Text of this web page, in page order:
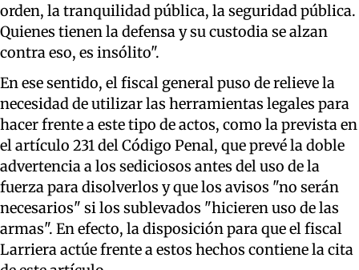
orden, la tranquilidad pública, la seguridad pública.
Quienes tienen la defensa y su custodia se alzan
contra eso, es insólito".
En ese sentido, el fiscal general puso de relieve la
necesidad de utilizar las herramientas legales para
hacer frente a este tipo de actos, como la prevista en
el artículo 231 del Código Penal, que prevé la doble
advertencia a los sediciosos antes del uso de la
fuerza para disolverlos y que los avisos "no serán
necesarios" si los sublevados "hicieren uso de las
armas". En efecto, la disposición para que el fiscal
Larriera actúe frente a estos hechos contiene la cita